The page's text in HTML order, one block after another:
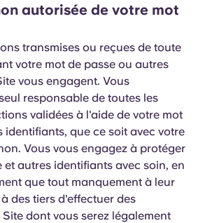
autorisée de votre mot
transmises ou reçues de toute
votre mot de passe ou autres
vous engagent. Vous
responsable de toutes les
validées à l'aide de votre mot
identifiants, que ce soit avec votre
Vous vous engagez à protéger
et autres identifiants avec soin, en
que tout manquement à leur
des tiers d'effectuer des
dont vous serez légalement